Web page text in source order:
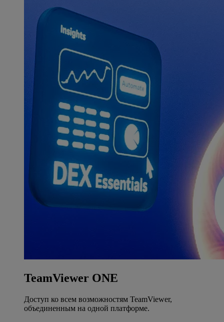
TeamViewer ONE
Доступ ко всем возможностям TeamViewer,
объединенным на одной платформе.